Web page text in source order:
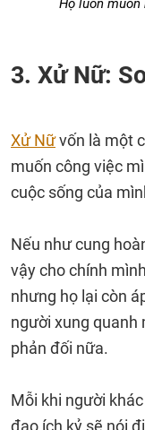
Họ luôn
3. Xử Nữ:
Xử Nữvốn là một
muốn công việc
cuộc sống của
Nếu như cung
vậy cho chính
nhưng họ lại còn
người xung quanh
phản đối nữa.
Mỗi khi người
đạo ích kỷ sẽ nói